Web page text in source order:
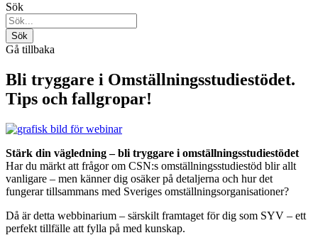
Sök
Gå tillbaka
Bli tryggare i Omställningsstudiestödet.
Tips och fallgropar!
Stärk din vägledning – bli tryggare i omställningsstudiestödet
Har du märkt att frågor om CSN:s omställningsstudiestöd blir allt
vanligare – men känner dig osäker på detaljerna och hur det
fungerar tillsammans med Sveriges omställningsorganisationer?
Då är detta webbinarium – särskilt framtaget för dig som SYV – ett
perfekt tillfälle att fylla på med kunskap.